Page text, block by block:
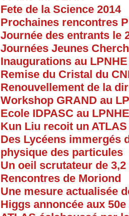
Fete de la Science 2014
Prochaines rencontres
Journée des entrants le
Journées Jeunes
Inaugurations au LPNHE
Remise du Cristal du
Renouvellement de la
Workshop GRAND au
Ecole IDPASC au LPNHE
Kun Liu recoit un
Des Lycéens immergés
physique des particules
Un oeil scrutateur de
Rencontres de Moriond
Une mesure actualisée
Higgs annoncée aux